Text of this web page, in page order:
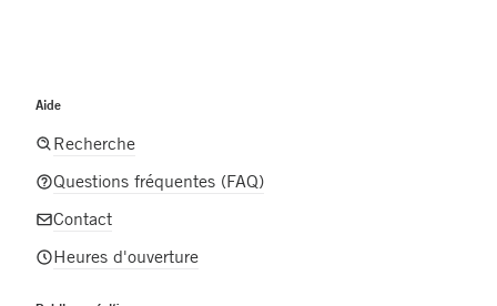
Aide
Recherche
Questions fréquentes (FAQ)
Contact
Heures d'ouverture